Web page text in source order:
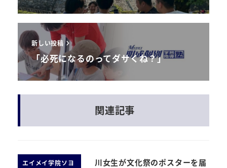
新しい投稿
「必死になるのってダサくね？」
関連記事
エイメイ学院ソヨ
川女生が文化祭のポスターを届